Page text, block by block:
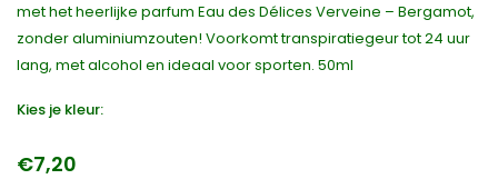
met het heerlijke parfum Eau des Délices Verveine – Bergamot,
zonder aluminiumzouten! Voorkomt transpiratiegeur tot 24 uur
lang, met alcohol en ideaal voor sporten. 50ml
Kies je kleur:
€7,20